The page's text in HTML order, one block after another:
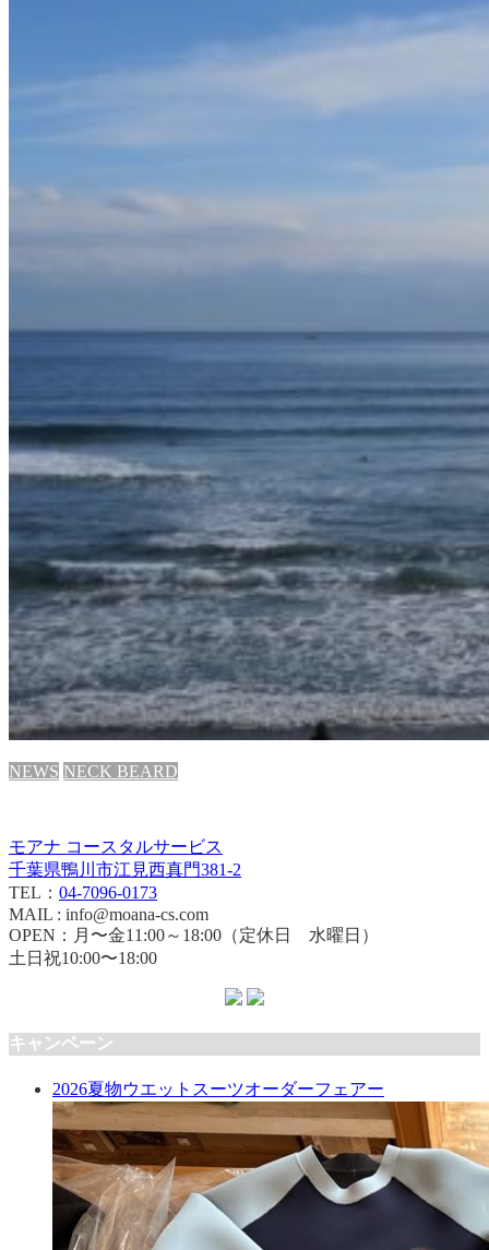
NEWS NECK BEARD
モアナ コースタルサービス
千葉県鴨川市江見西真門381-2
TEL： 04-7096-0173
MAIL : info@moana-cs.com
OPEN：月〜金11:00～18:00（定休日 水曜日）
土日祝10:00〜18:00
キャンペーン
2026夏物ウエットスーツオーダーフェアー